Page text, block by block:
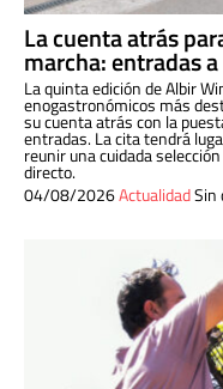
La cuenta atrás
marcha: entradas
La quinta edición de Albir
enogastronómicos más
su cuenta atrás con la
entradas. La cita tendrá
reunir una cuidada
directo.
04/08/2026ActualidadSin